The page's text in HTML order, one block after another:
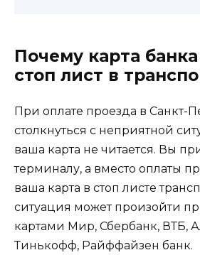
Почему карта
стоп лист в
При оплате проезда в Санкт-
столкнуться с неприятной
ваша карта не читается. Вы
терминалу, а вместо оплаты
ваша карта в стоп листе
ситуация может произойти
картами Мир, Сбербанк, ВТБ,
Тинькофф, Райффайзен банк.